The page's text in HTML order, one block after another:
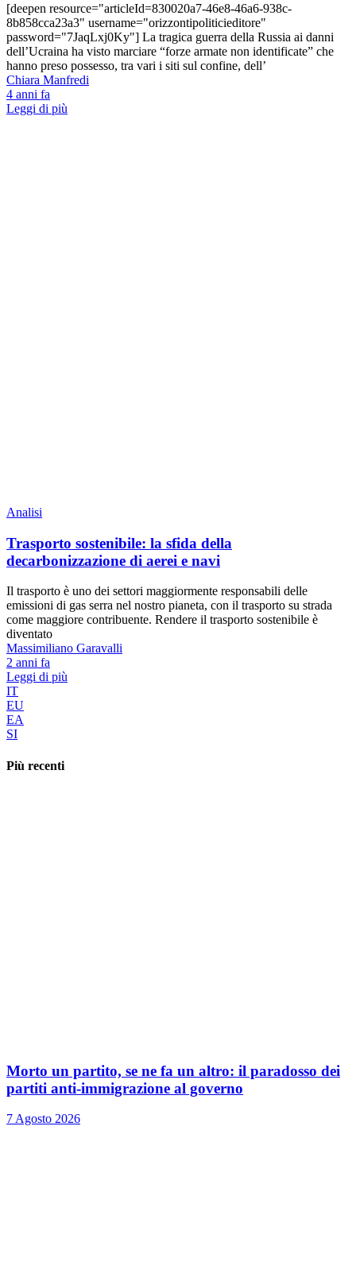
[deepen resource="articleId=830020a7-46e8-46a6-938c-
8b858cca23a3" username="orizzontipoliticieditore"
password="7JaqLxj0Ky"] La tragica guerra della Russia ai danni
dell’Ucraina ha visto marciare “forze armate non identificate” che
hanno preso possesso, tra vari i siti sul confine, dell’
Chiara Manfredi
4 anni fa
Leggi di più
Analisi
Trasporto sostenibile: la sfida della
decarbonizzazione di aerei e navi
Il trasporto è uno dei settori maggiormente responsabili delle
emissioni di gas serra nel nostro pianeta, con il trasporto su strada
come maggiore contribuente. Rendere il trasporto sostenibile è
diventato
Massimiliano Garavalli
2 anni fa
Leggi di più
IT
EU
EA
SI
Più recenti
Morto un partito, se ne fa un altro: il paradosso dei
partiti anti-immigrazione al governo
7 Agosto 2026